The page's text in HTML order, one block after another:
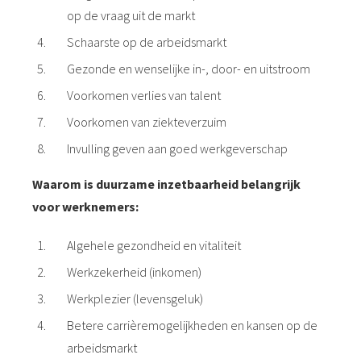
op de vraag uit de markt
Schaarste op de arbeidsmarkt
Gezonde en wenselijke in-, door- en uitstroom
Voorkomen verlies van talent
Voorkomen van ziekteverzuim
Invulling geven aan goed werkgeverschap
Waarom is duurzame inzetbaarheid belangrijk
voor werknemers:
Algehele gezondheid en vitaliteit
Werkzekerheid (inkomen)
Werkplezier (levensgeluk)
Betere carrièremogelijkheden en kansen op de
arbeidsmarkt